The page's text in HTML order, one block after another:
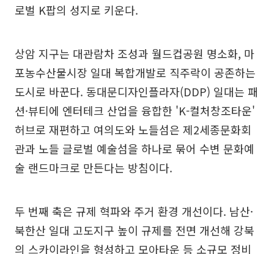
로벌 K팝의 성지로 키운다.
상암 지구는 대관람차 조성과 월드컵공원 명소화, 마
포농수산물시장 일대 복합개발로 직주락이 공존하는
도시로 바꾼다. 동대문디자인플라자(DDP) 일대는 패
션·뷰티에 엔터테크 산업을 융합한 'K-컬처창조타운'
허브로 재편하고 여의도와 노들섬은 제2세종문화회
관과 노들 글로벌 예술섬을 하나로 묶어 수변 문화예
술 랜드마크로 만든다는 방침이다.
두 번째 축은 규제 혁파와 주거 환경 개선이다. 남산·
북한산 일대 고도지구 높이 규제를 전면 개선해 강북
의 스카이라인을 형성하고 모아타운 등 소규모 정비